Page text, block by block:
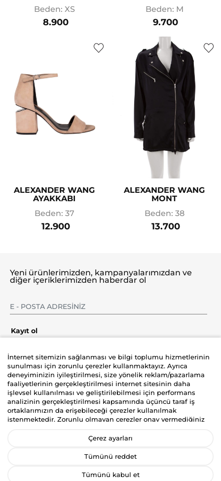
Beden: XS
8.900
Beden: M
9.700
ALEXANDER WANG
AYAKKABI
Beden: 37
12.900
ALEXANDER WANG
MONT
Beden: 38
13.700
Şirket
Üyelik
Yardım
Yeni ürünlerimizden, kampanyalarımızdan ve
diğer içeriklerimizden haberdar ol
Kayıt ol
İnternet sitemizin sağlanması ve bilgi toplumu hizmetlerinin
sunulması için zorunlu çerezler kullanmaktayız. Ayrıca
deneyiminizin iyileştirilmesi, size yönelik reklam/pazarlama
faaliyetlerinin gerçekleştirilmesi internet sitesinin daha
işlevsel kullanılması ve geliştirilebilmesi için performans
analizinin gerçekleştirilmesi kapsamında üçüncü taraf iş
ortaklarımızın da erişebileceği çerezler kullanılmak
istenmektedir. Zorunlu olmayan çerezler onay vermediğiniz
yönelik reklam/pazarlama faaliyetlerinin gerçekleştirilmesi,
(gizlilik tercihiniz hariç olmak üzere diğer tercihlerinizin siteye
işlenmesini kabul ediyorsanız“Kabul Et
Çerez ayarları
Tümünü reddet
Tümünü kabul et